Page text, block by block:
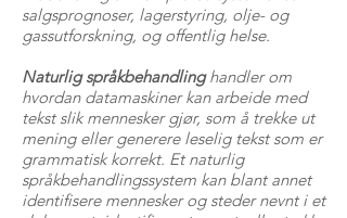
salgsprognoser, lagerstyring, olje- og
gassutforskning, og offentlig helse.
Naturlig språkbehandlinghandler om
hvordan datamaskiner kan arbeide med
tekst slik mennesker gjør, som å trekke ut
mening eller generere leselig tekst som er
grammatisk korrekt. Et naturlig
språkbehandlingssystem kan blant annet
identifisere mennesker og steder nevnt i et